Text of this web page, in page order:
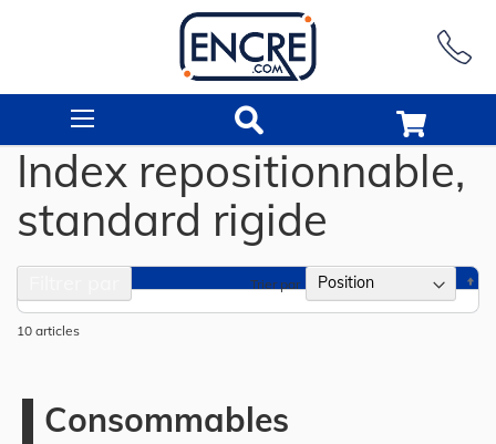
Index repositionnable,
standard rigide
10 articles
Trier par
Consommables